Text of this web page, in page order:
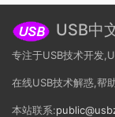
USB中
专注于USB技术开发
在线USB技术解惑,帮
本站联系: